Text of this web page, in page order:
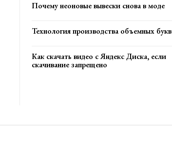
Почему неоновые вывески снова в моде
Технология производства объемных букв
Как скачать видео с Яндекс Диска, если
скачивание запрещено